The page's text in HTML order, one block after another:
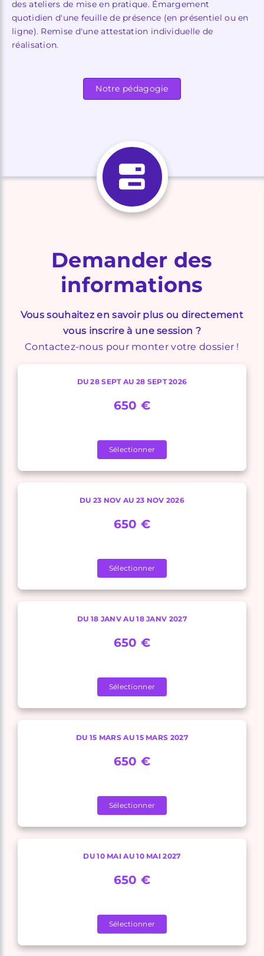
des ateliers de mise en pratique. Émargement
quotidien d'une feuille de présence (en présentiel ou en
ligne). Remise d'une attestation individuelle de
réalisation.
Notre pédagogie
Demander des
informations
Vous souhaitez en savoir plus ou directement
vous inscrire à une session ?
Contactez-nous pour monter votre dossier !
DU 28 SEPT AU 28 SEPT 2026
650 €
Sélectionner
DU 23 NOV AU 23 NOV 2026
650 €
Sélectionner
DU 18 JANV AU 18 JANV 2027
650 €
Sélectionner
DU 15 MARS AU 15 MARS 2027
650 €
Sélectionner
DU 10 MAI AU 10 MAI 2027
650 €
Sélectionner